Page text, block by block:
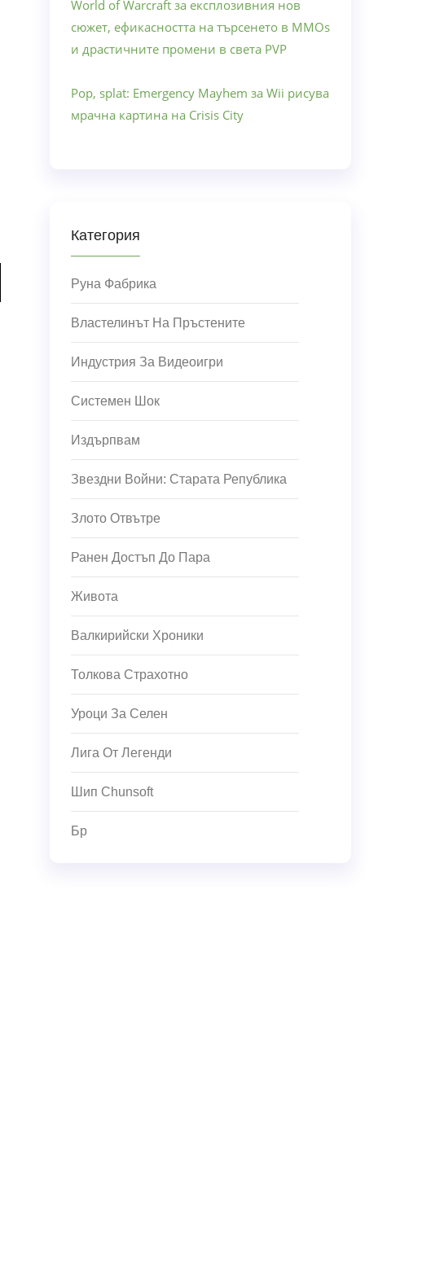
World of Warcraft за експлозивния нов
сюжет, ефикасността на търсенето в MMOs
и драстичните промени в света PVP
Pop, splat: Emergency Mayhem за Wii рисува
мрачна картина на Crisis City
Категория
Руна Фабрика
Властелинът На Пръстените
Индустрия За Видеоигри
Системен Шок
Издърпвам
Звездни Войни: Старата Република
Злото Отвътре
Ранен Достъп До Пара
Живота
Валкирийски Хроники
Толкова Страхотно
Уроци За Селен
Лига От Легенди
Шип Chunsoft
Бр